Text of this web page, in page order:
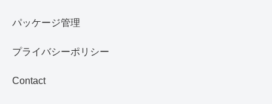
パッケージ管理
プライバシーポリシー
Contact